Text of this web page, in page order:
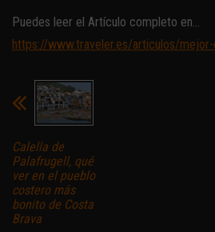
Puedes leer el Artículo completo en…
https://www.traveler.es/articulos/mejor-
Calella de
Palafrugell, qué
ver en el pueblo
costero más
bonito de Costa
Brava